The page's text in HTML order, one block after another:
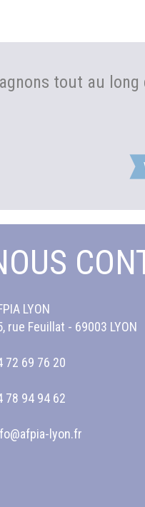
tout au long
LYON
rue Feuillat - 69003 LYON
72 69 76 20
78 94 94 62
lyon.fr